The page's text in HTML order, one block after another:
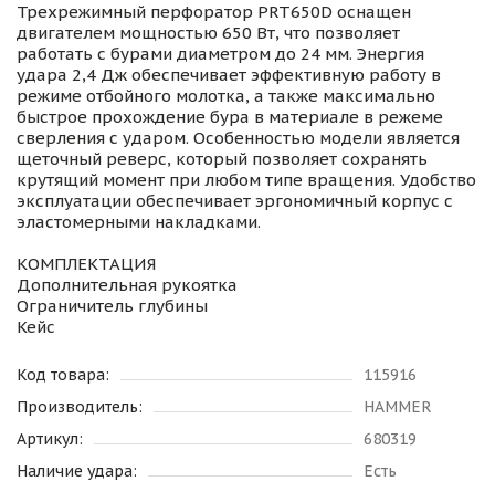
Трехрежимный перфоратор PRT650D оснащен
двигателем мощностью 650 Вт, что позволяет
работать с бурами диаметром до 24 мм. Энергия
удара 2,4 Дж обеспечивает эффективную работу в
режиме отбойного молотка, а также максимально
быстрое прохождение бура в материале в режеме
сверления с ударом. Особенностью модели является
щеточный реверс, который позволяет сохранять
крутящий момент при любом типе вращения. Удобство
эксплуатации обеспечивает эргономичный корпус с
эластомерными накладками.
КОМПЛЕКТАЦИЯ
Дополнительная рукоятка
Ограничитель глубины
Кейс
Код товара:
115916
Производитель:
HAMMER
Артикул:
680319
Наличие удара:
Есть